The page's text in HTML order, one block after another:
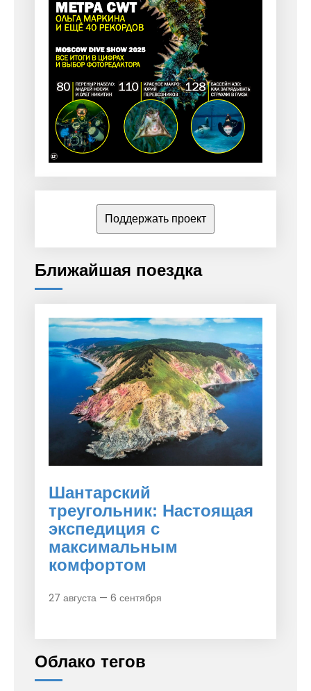
Поддержать проект
Ближайшая поездка
Шантарский
треугольник: Настоящая
экспедиция с
максимальным
комфортом
27 августа — 6 сентября
Облако тегов